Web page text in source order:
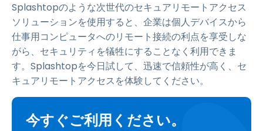
Splashtopのような次世代のセキュアリモートアクセス
ソリューションを使用すると、企業は個人デバイスから
仕事用コンピュータへのリモート接続の利点を享受しな
がら、セキュリティを犠牲にすることなく利用できま
す。Splashtopを今日試して、迅速で信頼性が高く、セ
キュアリモートアクセスを体験してください。
今すぐご利用ください。